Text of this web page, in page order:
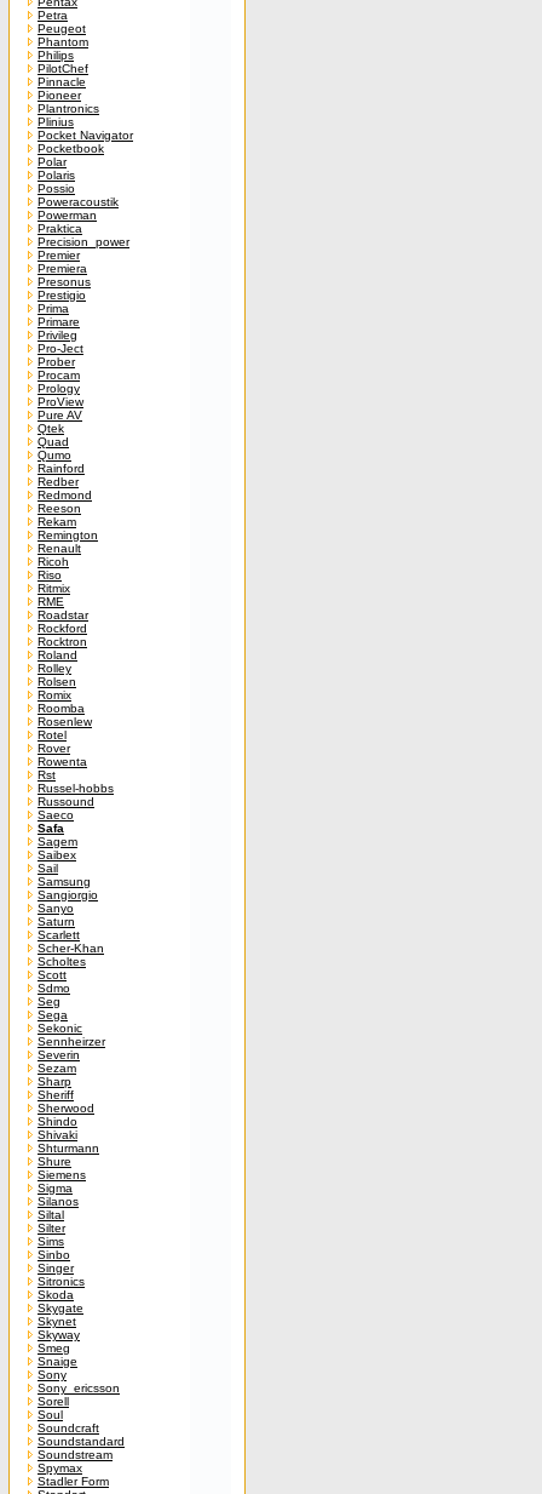
Petra
Peugeot
Phantom
Philips
PilotChef
Pinnacle
Pioneer
Plantronics
Plinius
Pocket Navigator
Pocketbook
Polar
Polaris
Possio
Poweracoustik
Powerman
Praktica
Precision_power
Premier
Premiera
Presonus
Prestigio
Prima
Primare
Privileg
Pro-Ject
Prober
Procam
Prology
ProView
Pure AV
Qtek
Quad
Qumo
Rainford
Redber
Redmond
Reeson
Rekam
Remington
Renault
Ricoh
Riso
Ritmix
RME
Roadstar
Rockford
Rocktron
Roland
Rolley
Rolsen
Romix
Roomba
Rosenlew
Rotel
Rover
Rowenta
Rst
Russel-hobbs
Russound
Saeco
Safa
Sagem
Saibex
Sail
Samsung
Sangiorgio
Sanyo
Saturn
Scarlett
Scher-Khan
Scholtes
Scott
Sdmo
Seg
Sega
Sekonic
Sennheirzer
Severin
Sezam
Sharp
Sheriff
Sherwood
Shindo
Shivaki
Shturmann
Shure
Siemens
Sigma
Silanos
Siltal
Silter
Sims
Sinbo
Singer
Sitronics
Skoda
Skygate
Skynet
Skyway
Smeg
Snaige
Sony
Sony_ericsson
Sorell
Soul
Soundcraft
Soundstandard
Soundstream
Spymax
Stadler Form